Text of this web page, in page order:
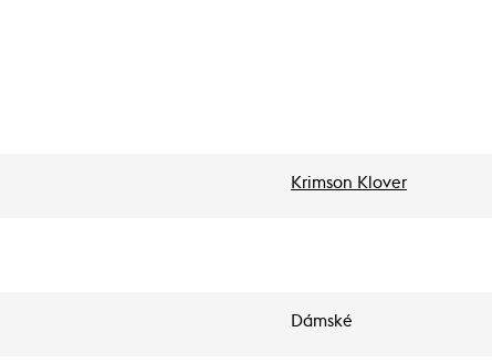
Krimson Klover
Dámské